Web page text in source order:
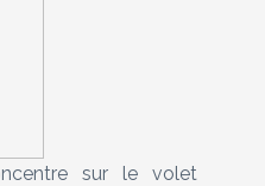
sur le volet